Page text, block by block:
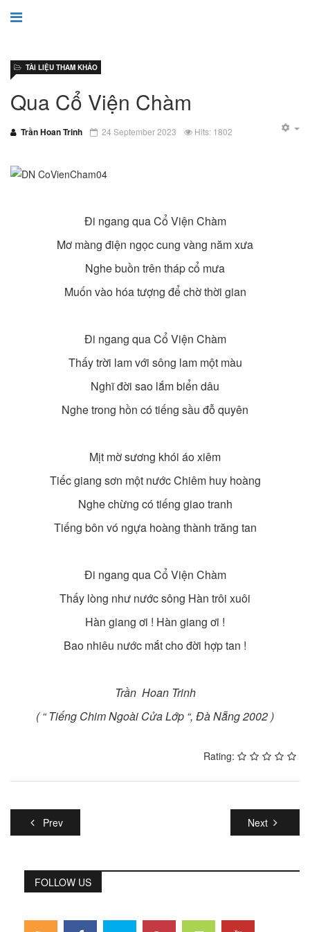
Qua Cổ Viện Chàm
Trần Hoan Trinh
TÀI LIỆU THAM KHẢO
24 September 2023 Hits: 1802
Đi ngang qua Cổ Viện Chàm
Mơ màng điện ngọc cung vàng năm xưa
Nghe buồn trên tháp cổ mưa
Muốn vào hóa tượng để chờ thời gian
Đi ngang qua Cổ Viện Chàm
Thấy trời lam với sông lam một màu
Nghĩ đời sao lắm biển dâu
Nghe trong hồn có tiếng sầu đỗ quyên
Mịt mờ sương khói áo xiêm
Tiếc giang sơn một nước Chiêm huy hoàng
Nghe chừng có tiếng giao tranh
Tiếng bôn vó ngựa hoàng thành trăng tan
Đi ngang qua Cổ Viện Chàm
Thấy lòng như nước sông Hàn trôi xuôi
Hàn giang ơi ! Hàn giang ơi !
Bao nhiêu nước mắt cho đời hợp tan !
Trần Hoan Trinh
(“ Tiếng Chim Ngoài Cửa Lớp “, Đà Nẵng2002 )
Rating:
Prev Next
FOLLOW US